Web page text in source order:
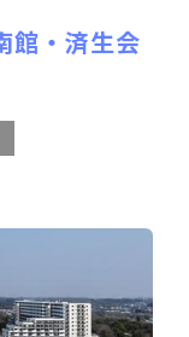
館・済生会